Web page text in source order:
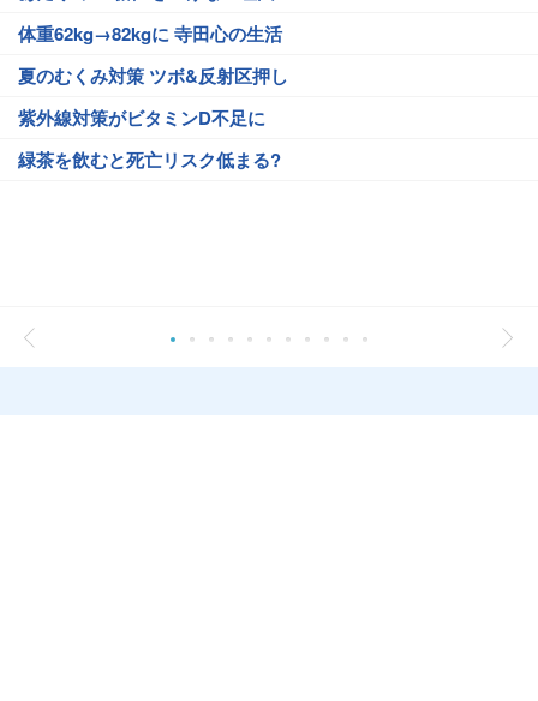
体重62kg→82kgに 寺田心の生活
夏のむくみ対策 ツボ&反射区押し
紫外線対策がビタミンD不足に
緑茶を飲むと死亡リスク低まる?